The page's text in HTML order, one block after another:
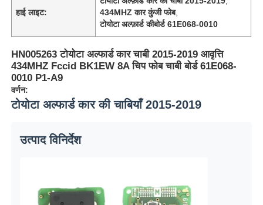
हाई लाइट:
434MHZ कार कुंजी फोब,
टोयोटा अल्फ़ार्ड कीबोर्ड 61E068-0010
HN005263 टोयोटा अल्फार्ड कार चाबी 2015-2019 आवृत्ति
434MHZ Fccid BK1EW 8A चिप फोब चाबी बोर्ड 61E068-
0010 P1-A9
वर्णन:
टोयोटा अल्फार्ड कार की चाबियाँ 2015-2019
उत्पाद विनिर्देश